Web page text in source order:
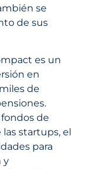
se
de sus
es un
en
de
de
startups, el
para
y